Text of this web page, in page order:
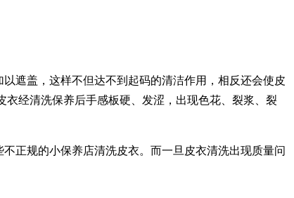
遮盖，这样不但达不到起码的清洁作用，相反还会使皮
经清洗保养后手感板硬、发涩，出现色花、裂浆、裂
正规的小保养店清洗皮衣。而一旦皮衣清洗出现质量问